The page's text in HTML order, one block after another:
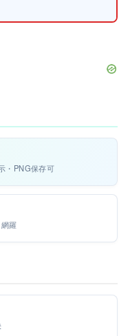
・PNG保存可
羅